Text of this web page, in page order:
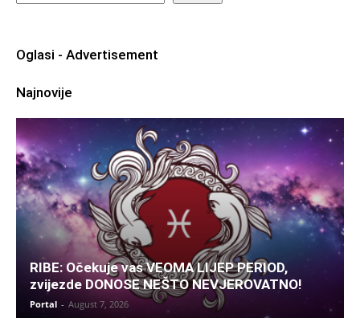
Oglasi - Advertisement
Najnovije
RIBE: Očekuje vas VEOMA LIJEP PERIOD,
zvijezde DONOSE NEŠTO NEVJEROVATNO!
Portal - August 7, 2026